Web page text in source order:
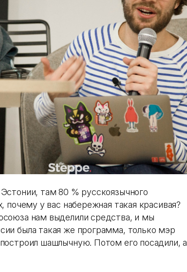
там 80 % русскоязычного
у вас набережная такая красивая?
нам выделили средства, и мы
была такая же программа, только мэр
шашлычную. Потом его посадили, а